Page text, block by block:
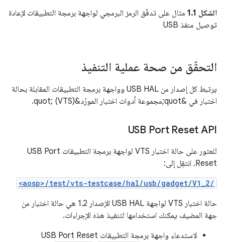
الشكل 1.1
مثال على تدفّق الرمز البرمجي لواجهة برمجة التطبيقات لإعادة
توصيل منفذ USB
التحقّق من صحة عملية التنفيذ
يرتبط كل إصدار من USB HAL وواجهة برمجة التطبيقات المقابلة بحالة
اختبار في &quot;مجموعة أدوات اختبار المورّد&quot; (VTS).
USB Port Reset API
للعثور على حالة اختبار VTS لواجهة برمجة التطبيقات USB Port
Reset، انتقِل إلى:
<aosp>/test/vts-testcase/hal/usb/gadget/V1_2/
حالة اختبار VTS لواجهة USB HAL الإصدار 1.2 هي حالة اختبار من
جهة المضيف يمكنك استخدامها لتنفيذ هذه الإجراءات.
لاستدعاء واجهة برمجة التطبيقات USB Port Reset